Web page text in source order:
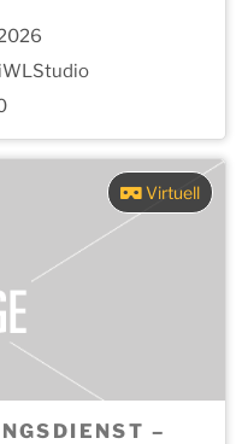
Virtuell
–